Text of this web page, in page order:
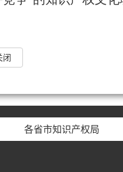
闭
各省市知识产权局